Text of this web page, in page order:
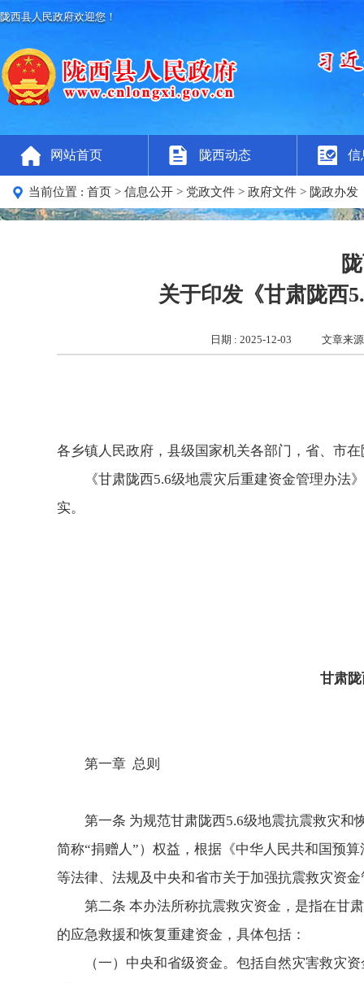
陇西县人民政府欢迎您！
网站首页 陇西动态 信
当前位置 : 首页 > 信息公开 > 党政文件 > 政府文件 > 陇政办发
关于印发《甘肃陇西
日期 : 2025-12-03 文章来
各乡镇人民政府，县级国家机关各部门，省、市
《甘肃陇西5.6级地震灾后重建资金管理办
实。
甘肃
第一章 总则
第一条 为规范甘肃陇西5.6级地震抗震救灾和
简称“捐赠人”）权益，根据《中华人民共和国预
等法律、法规及中央和省市关于加强抗震救灾资
第二条 本办法所称抗震救灾资金，是指在甘
的应急救援和恢复重建资金，具体包括：
（一）中央和省级资金。包括自然灾害救灾